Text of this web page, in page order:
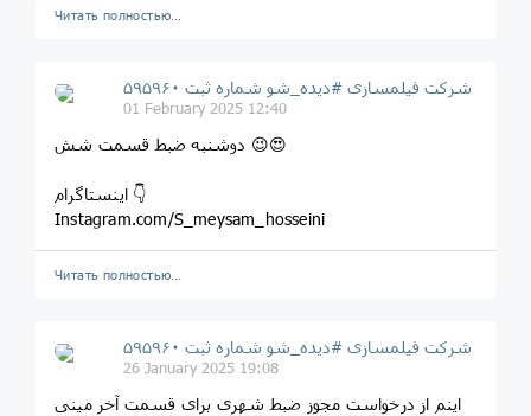
Читать полностью…
شرکت فیلمسازی #دیده_شو شماره ثبت ۵۹۵۹۶۰
01 February 2025 12:40
دوشنبه ضبط قسمت شش 😉😍
اینستاگرام 👇
Instagram.com/S_meysam_hosseini
Читать полностью…
شرکت فیلمسازی #دیده_شو شماره ثبت ۵۹۵۹۶۰
26 January 2025 19:08
اینم از درخواست مجوز ضبط شهری برای قسمت آخر مینی